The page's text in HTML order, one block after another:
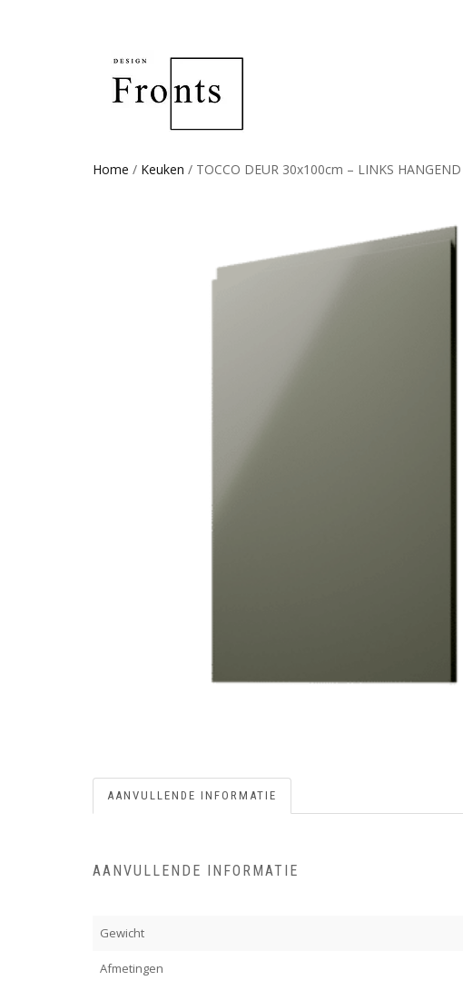
Home / Keuken / TOCCO DEUR 30x100cm – LINKS
AANVULLENDE INFORMATIE
AANVULLENDE INFORMATIE
Gewicht
Afmetingen